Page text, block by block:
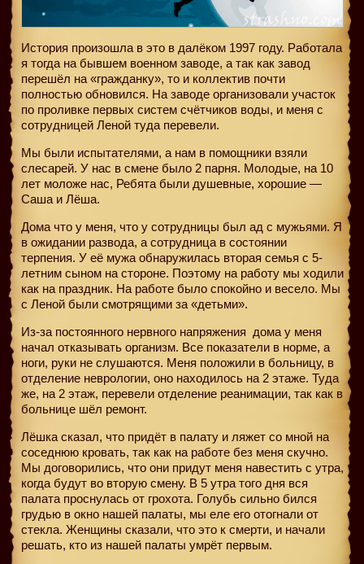
История произошла в это в далёком 1997 году. Работала
я тогда на бывшем военном заводе, а так как завод
перешёл на «гражданку», то и коллектив почти
полностью обновился. На заводе организовали участок
по проливке первых систем счётчиков воды, и меня с
сотрудницей Леной туда перевели.
Мы были испытателями, а нам в помощники взяли
слесарей. У нас в смене было 2 парня. Молодые, на 10
лет моложе нас, Ребята были душевные, хорошие —
Саша и Лёша.
Дома что у меня, что у сотрудницы был ад с мужьями. Я
в ожидании развода, а сотрудница в состоянии
терпения. У её мужа обнаружилась вторая семья с 5-
летним сыном на стороне. Поэтому на работу мы ходили
как на праздник. На работе было спокойно и весело. Мы
с Леной были смотрящими за «детьми».
Из-за постоянного нервного напряжения дома у меня
начал отказывать организм. Все показатели в норме, а
ноги, руки не слушаются. Меня положили в больницу, в
отделение неврологии, оно находилось на 2 этаже. Туда
же, на 2 этаж, перевели отделение реанимации, так как в
больнице шёл ремонт.
Лёшка сказал, что придёт в палату и ляжет со мной на
соседнюю кровать, так как на работе без меня скучно.
Мы договорились, что они придут меня навестить с утра,
когда будут во вторую смену. В 5 утра того дня вся
палата проснулась от грохота. Голубь сильно бился
грудью в окно нашей палаты, мы еле его отогнали от
стекла. Женщины сказали, что это к смерти, и начали
решать, кто из нашей палаты умрёт первым.